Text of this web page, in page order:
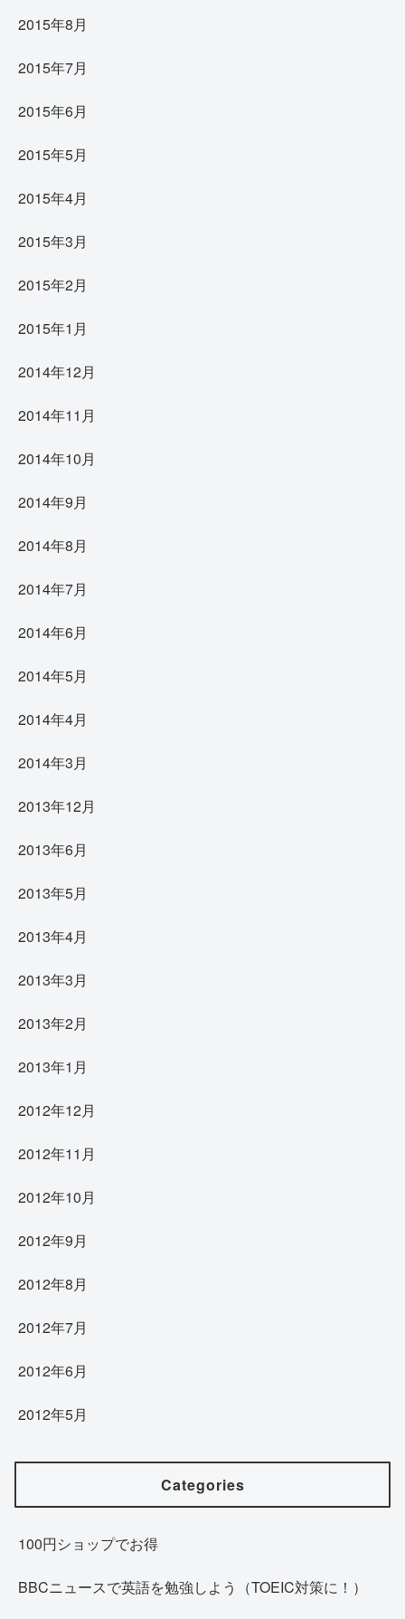
2015年8月
2015年7月
2015年6月
2015年5月
2015年4月
2015年3月
2015年2月
2015年1月
2014年12月
2014年11月
2014年10月
2014年9月
2014年8月
2014年7月
2014年6月
2014年5月
2014年4月
2014年3月
2013年12月
2013年6月
2013年5月
2013年4月
2013年3月
2013年2月
2013年1月
2012年12月
2012年11月
2012年10月
2012年9月
2012年8月
2012年7月
2012年6月
2012年5月
Categories
100円ショップでお得
BBCニュースで英語を勉強しよう（TOEIC対策に！）